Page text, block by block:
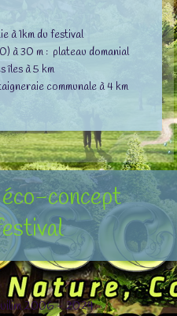
à 1km du festival
à 30 m : plateau domanial
îles à 5 km
communale à 4 km
éco-concept
2006 - 2024